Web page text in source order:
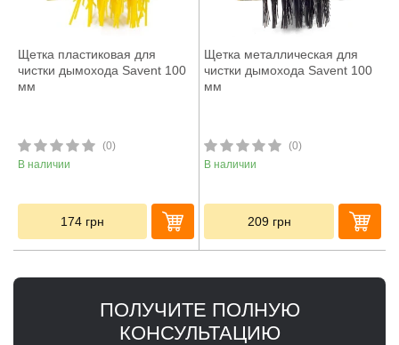
Щетка пластиковая для
чистки дымохода Savent 100
мм
(0)
В наличии
174 грн
Щетка металлическая для
чистки дымохода Savent 100
мм
(0)
В наличии
209 грн
ПОЛУЧИТЕ ПОЛНУЮ
КОНСУЛЬТАЦИЮ